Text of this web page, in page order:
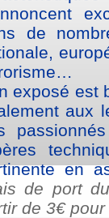
de
exposé est
aux
en
de port
de 3€